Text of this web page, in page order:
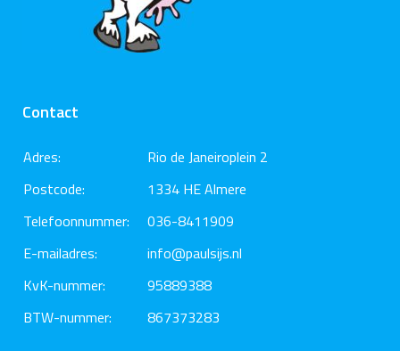
Contact
Adres:
Rio de Janeiroplein 2
Postcode:
1334 HE Almere
Telefoonnummer:
036-8411909
E-mailadres:
info@paulsijs.nl
KvK-nummer:
95889388
BTW-nummer:
867373283